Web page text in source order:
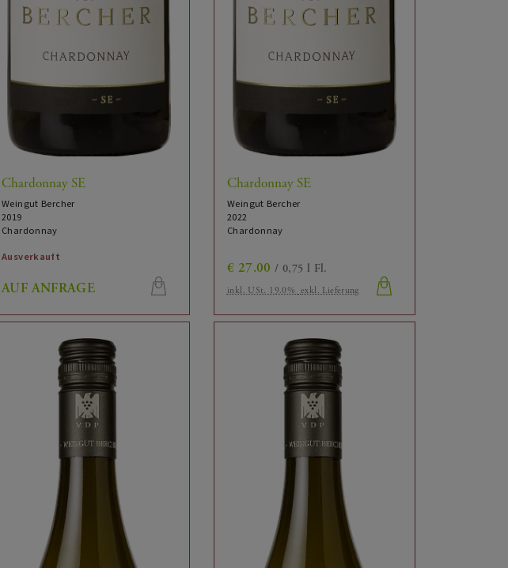
Chardonnay SE
Weingut Bercher
2019
Chardonnay
Ausverkauft
AUF ANFRAGE
Chardonnay SE
Weingut Bercher
2022
Chardonnay
€ 27.00 / 0,75 l Fl.
inkl. USt. 19.0% exkl. Lieferung